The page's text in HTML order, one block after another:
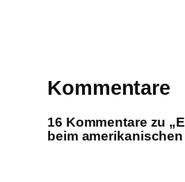
Kommentare
16 Kommentare zu
beim amerikanischen